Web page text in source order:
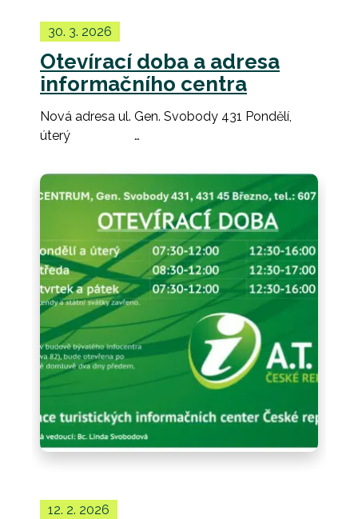
30. 3. 2026
Otevírací doba a adresa
informačního centra
Nová adresa ul. Gen. Svobody 431 Pondělí,
úterý …
12. 2. 2026